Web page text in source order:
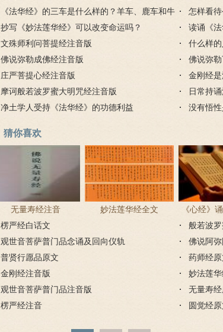
《法华经》的三车是什么样的？羊车、鹿车和牛
车
怎样看
抄写《妙法莲华经》可以改变命运吗？
读诵《
文殊师利问菩提经注音版
什么样
佛说弥勒成佛经注音版
佛说弥
庄严菩提心经注音版
金刚经
理解
摩诃般若波罗蜜大明咒经注音版
日常持
净土学人受持《法华经》的功德利益
没有悟
猜你喜欢
无量寿经注音 妙法莲华经全文
《心经》
楞严经白话文
般若波
观世音菩萨普门品念诵及回向仪轨
佛说阿
普贤行愿品原文
药师经原
金刚经注音版
妙法莲
观世音菩萨普门品注音版
无量寿
楞严经注音
圆觉经